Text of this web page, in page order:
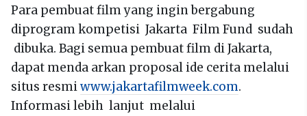
Para pembuat film yang ingin bergabung
diprogram kompetisi Jakarta Film Fund sudah
dibuka. Bagi semua pembuat film di Jakarta,
dapat menda arkan proposal ide cerita melalui
situs resmiwww.jakartafilmweek.com.
Informasi lebih lanjut melalui